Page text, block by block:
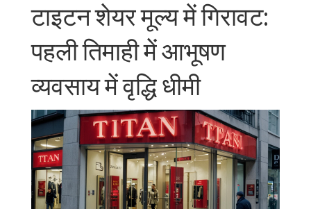
टाइटन शेयर मूल्य में गिरावट:
पहली तिमाही में आभूषण
व्यवसाय में वृद्धि धीमी